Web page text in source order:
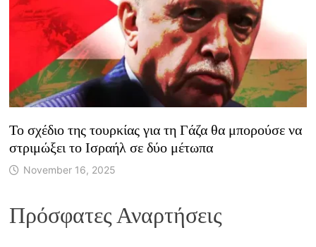
Το σχέδιο της τουρκίας για τη Γάζα θα μπορούσε να
στριμώξει το Ισραήλ σε δύο μέτωπα
November 16, 2025
Πρόσφατες Αναρτήσεις